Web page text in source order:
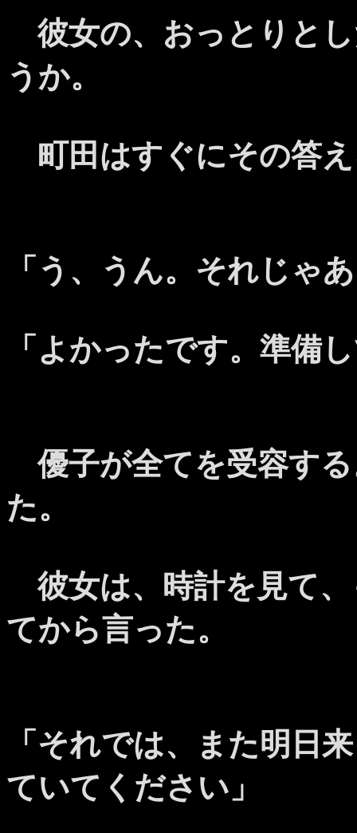
彼女の、おっとりと
うか。
町田はすぐにその答
「う、うん。それじゃ
「よかったです。準備
優子が全てを受容す
た。
彼女は、時計を見て
てから言った。
「それでは、また明日
ていてください」